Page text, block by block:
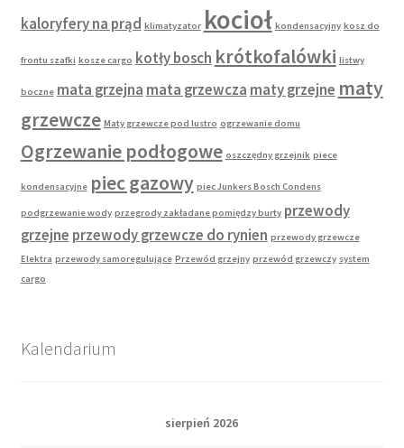
kaloryfery na prąd klimatyzator kocioł kondensacyjny kosz do
frontu szafki kosze cargo kotły bosch krótkofalówki listwy
boczne mata grzejna mata grzewcza maty grzejne maty
grzewcze Maty grzewcze pod lustro ogrzewanie domu
Ogrzewanie podłogowe oszczędny grzejnik piece
kondensacyjne piec gazowy piec Junkers Bosch Condens
podgrzewanie wody przegrody zakładane pomiędzy burty przewody
grzejne przewody grzewcze do rynien przewody grzewcze
Elektra przewody samoregulujące Przewód grzejny przewód grzewczy system
cargo
Kalendarium
sierpień 2026